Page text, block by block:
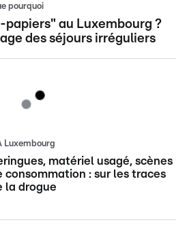
pourquoi
papiers" au Luxembourg ?
des séjours irréguliers
Luxembourg
matériel usagé, scènes
consommation : sur les traces
la drogue